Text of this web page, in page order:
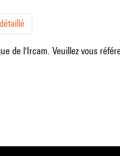
de l'Ircam. Veuillez vous